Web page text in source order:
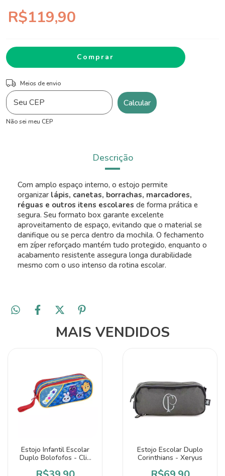
R$119,90
Entregas para o CEP:
Meios de envio
Calcular
Não sei meu CEP
Descrição
Com amplo espaço interno, o estojo permite
organizar lápis, canetas, borrachas, marcadores,
réguas e outros itens escolares de forma prática e
segura. Seu formato box garante excelente
aproveitamento de espaço, evitando que o material se
danifique ou se perca dentro da mochila. O fechamento
em zíper reforçado mantém tudo protegido, enquanto o
acabamento resistente assegura longa durabilidade
mesmo com o uso intenso da rotina escolar.
MAIS VENDIDOS
Estojo Infantil Escolar
Duplo Bolofofos - Clio
Estojo Escolar Duplo
Corinthians - Xeryus